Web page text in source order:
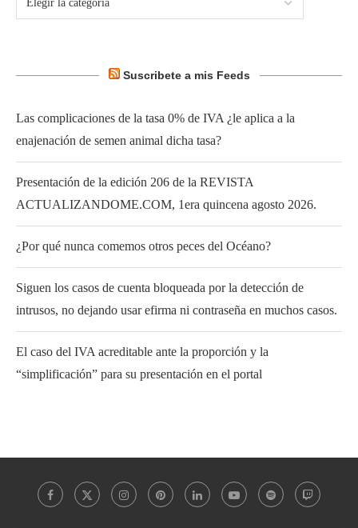
Suscribete a mis Feeds
Las complicaciones de la tasa 0% de IVA ¿le aplica a la
enajenación de semen animal dicha tasa?
Presentación de la edición 206 de la REVISTA
ACTUALIZANDOME.COM, 1era quincena agosto 2026.
¿Por qué nunca comemos otros peces del Océano?
Siguen los casos de cuenta bloqueada por la detección de
intrusos, no dejando usar efirma ni contraseña en muchos casos.
El caso del IVA acreditable ante la proporción y la
“simplificación” para su presentación en el portal